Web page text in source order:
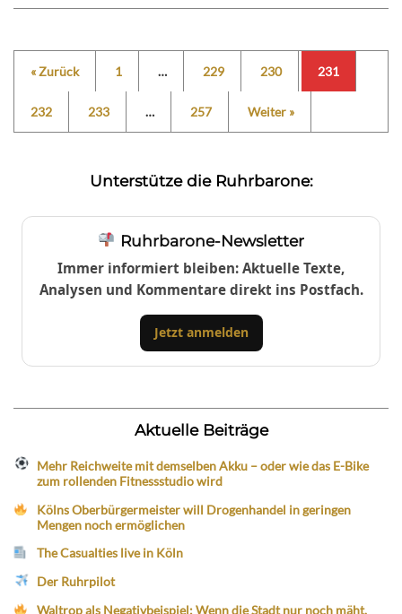
« Zurück 1 … 229 230 231
232 233 … 257 Weiter »
Unterstütze die Ruhrbarone:
Ruhrbarone-Newsletter
Immer informiert bleiben: Aktuelle Texte,
Analysen und Kommentare direkt ins Postfach.
Jetzt anmelden
Aktuelle Beiträge
Mehr Reichweite mit demselben Akku – oder wie das E-Bike
zum rollenden Fitnessstudio wird
Kölns Oberbürgermeister will Drogenhandel in geringen
Mengen noch ermöglichen
The Casualties live in Köln
Der Ruhrpilot
Waltrop als Negativbeispiel: Wenn die Stadt nur noch mäht,